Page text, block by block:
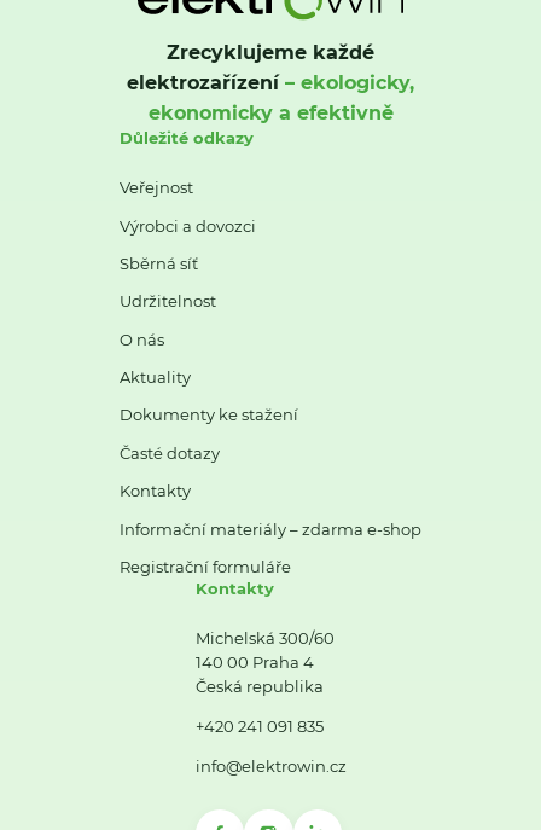
Zrecyklujeme každé
elektrozařízení– ekologicky,
ekonomicky a efektivně
Důležité odkazy
Veřejnost
Výrobci a dovozci
Sběrná síť
Udržitelnost
O nás
Aktuality
Dokumenty ke stažení
Časté dotazy
Kontakty
Informační materiály – zdarma e-shop
Registrační formuláře
Kontakty
Michelská 300/60
140 00 Praha 4
Česká republika
+420 241 091 835
info@elektrowin.cz